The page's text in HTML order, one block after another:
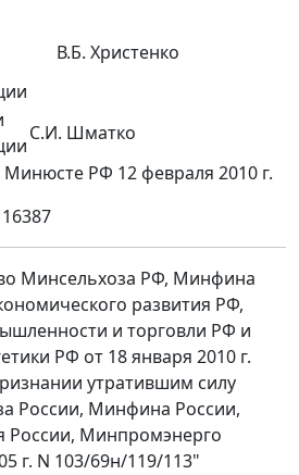
В.Б. Христенко
С.И. Шматко
РФ 12 февраля 2010 г.
Минсельхоза РФ, Минфина
развития РФ,
и торговли РФ и
РФ от 18 января 2010 г.
утратившим силу
России, Минфина России,
России, Минпромэнерго
г. N 103/69н/119/113"